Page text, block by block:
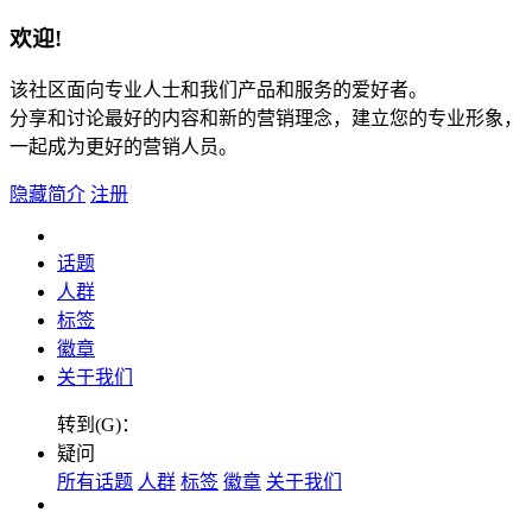
欢迎!
该社区面向专业人士和我们产品和服务的爱好者。
分享和讨论最好的内容和新的营销理念，建立您的专业形象，
一起成为更好的营销人员。
隐藏简介 注册
话题
人群
标签
徽章
关于我们
转到(G)：
疑问
所有话题 人群 标签 徽章 关于我们